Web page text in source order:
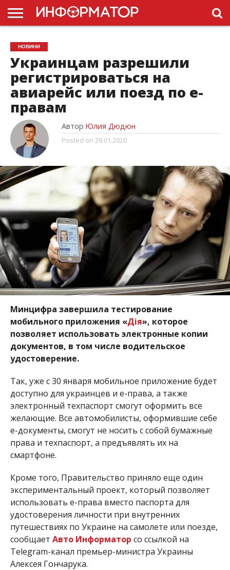
ГОЛОВНА
НОВИНИ
ПДР
УКРАЇНИ
РЕКЛАМА
ПРОЕКТЫ
НОВИНИ
Украинцам разрешили
регистрироваться на
авиарейс или поезд по е-
правам
Автор Юлия Дюдюн
Posted on 29.01.2020
Минцифра завершила тестирование
мобильного приложения «Дія», которое
позволяет использовать электронные копии
документов, в том числе водительское
удостоверение.
Так, уже с 30 января мобильное приложение будет
доступно для украинцев и е-права, а также
электронный техпаспорт смогут оформить все
желающие. Все автомобилисты, оформившие себе
е-документы, смогут не носить с собой бумажные
права и техпаспорт, а предъявлять их на
смартфоне.
Кроме того, Правительство приняло еще один
экспериментальный проект, который позволяет
использовать е-права вместо паспорта для
удостоверения личности при внутренних
путешествиях по Украине на самолете или поезде,
сообщает Авто Информатор со ссылкой на
Telegram-канал премьер-министра Украины
Алексея Гончарука.